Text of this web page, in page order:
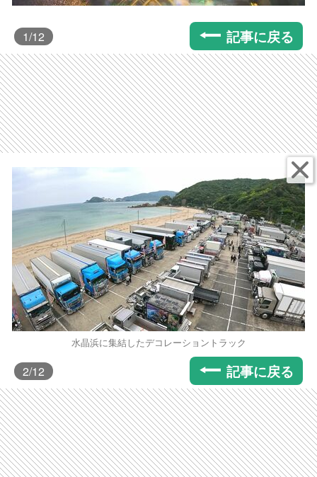
1/12 記事に戻る
水晶浜に集結したデコレーショントラック
2/12 記事に戻る